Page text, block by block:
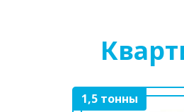
1,5 тонны